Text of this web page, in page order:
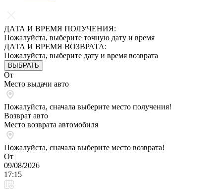
ДАТА И ВРЕМЯ ПОЛУЧЕНИЯ:
Пожалуйста, выберите точную дату и время
ДАТА И ВРЕМЯ ВОЗВРАТА:
Пожалуйста, выберите дату и время возврата
ВЫБРАТЬ
От
Место выдачи авто
Пожалуйста, сначала выберите место получения!
Возврат авто
Место возврата автомобиля
Пожалуйста, сначала выберите место возврата!
От
09/08/2026
17:15